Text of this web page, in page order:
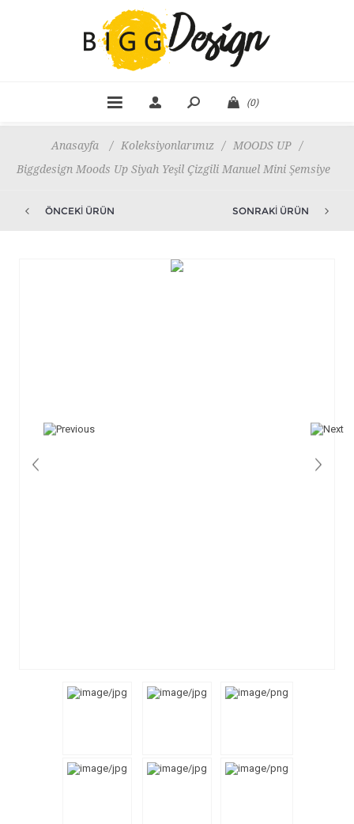
(0)
Anasayfa / Koleksiyonlarımız / MOODS UP
/
Biggdesign Moods Up Siyah Yeşil Çizgili Manuel Mini Şemsiye
ÖNCEKI ÜRÜN SONRAKI ÜRÜN